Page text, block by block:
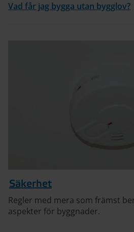
Vad får jag bygga utan bygglov?
Säkerhet
Regler med mera som främst
aspekter för byggnader.